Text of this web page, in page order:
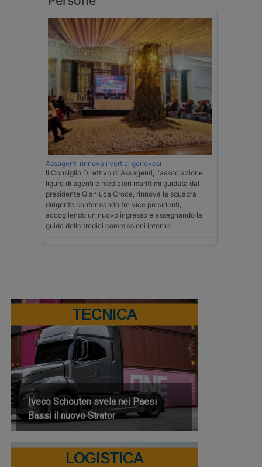
Assagenti rinnova i vertici genovesi
Il Consiglio Direttivo di Assagenti, l'associazione
ligure di agenti e mediatori marittimi guidata dal
presidente Gianluca Croce, rinnova la squadra
dirigente confermando tre vice presidenti,
accogliendo un nuovo ingresso e assegnando la
guida delle tredici commissioni interne.
TECNICA
Iveco Schouten svela nei Paesi
Bassi il nuovo Strator
LOGISTICA